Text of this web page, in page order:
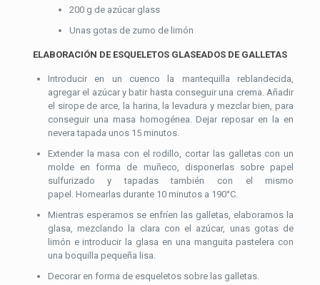
200 g de azúcar glass
Unas gotas de zumo de limón
ELABORACIÓN DE ESQUELETOS GLASEADOS DE GALLETAS
Introducir en un cuenco la mantequilla reblandecida,
agregar el azúcar y batir hasta conseguir una crema. Añadir
el sirope de arce, la harina, la levadura y mezclar bien, para
conseguir una masa homogénea. Dejar reposar en la en
nevera tapada unos 15 minutos.
Extender la masa con el rodillo, cortar las galletas con un
molde en forma de muñeco, disponerlas sobre papel
sulfurizado y tapadas también con el mismo
papel. Hornearlas durante 10 minutos a 190°C.
Mientras esperamos se enfríen las galletas, elaboramos la
glasa, mezclando la clara con el azúcar, unas gotas de
limón e introducir la glasa en una manguita pastelera con
una boquilla pequeña lisa.
Decorar en forma de esqueletos sobre las galletas.